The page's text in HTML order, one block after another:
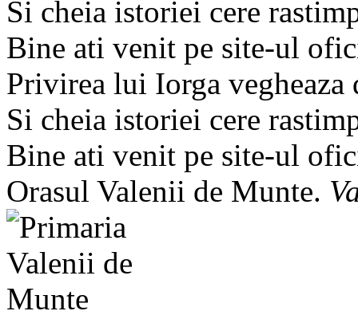
Si cheia istoriei cere
Bine ati venit pe site-ul
Privirea lui Iorga
Si cheia istoriei cere
Bine ati venit pe site-ul
Orasul Valenii de Munte.